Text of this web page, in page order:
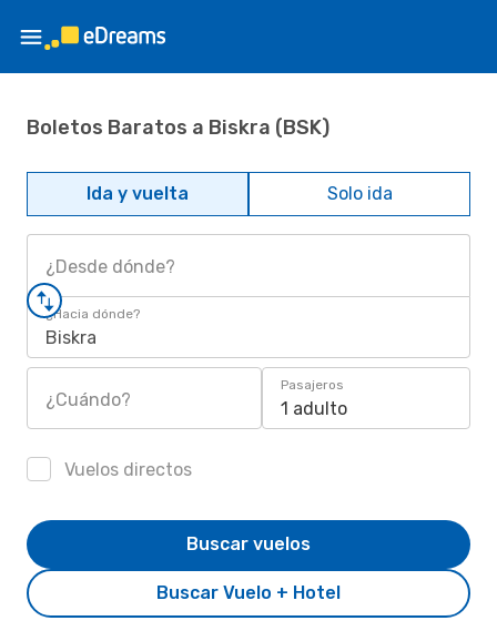
Boletos Baratos a Biskra (BSK)
Ida y vuelta Solo ida
¿Desde dónde?
¿Hacia dónde?
Biskra
¿Cuándo?
Pasajeros
1 adulto
Vuelos directos
Buscar Vuelo + Hotel
Buscar vuelos